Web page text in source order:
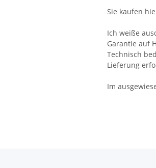
Sie kaufen
Ich weiße
Garantie auf
Technisch
Lieferung
Im